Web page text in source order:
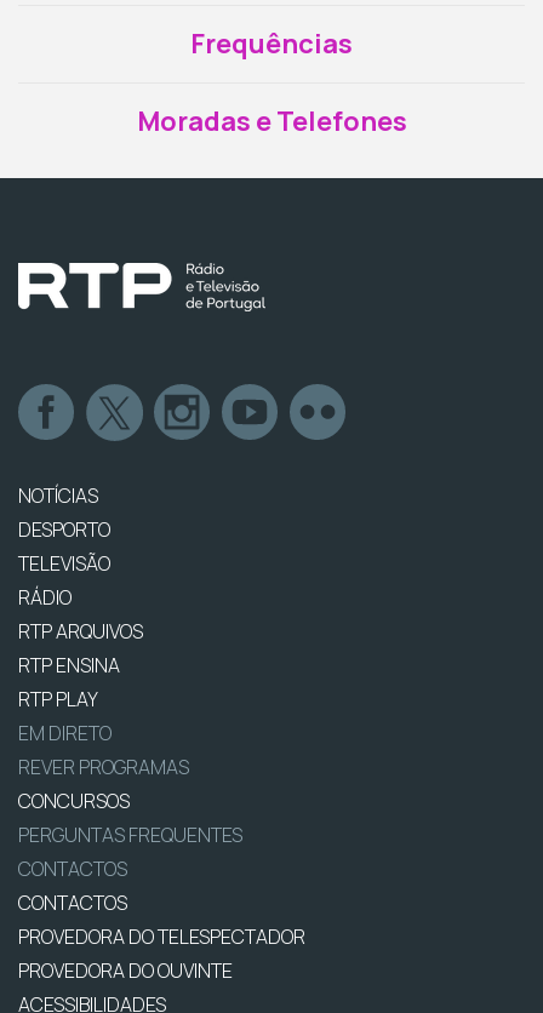
Frequências
Moradas e Telefones
NOTÍCIAS
DESPORTO
TELEVISÃO
RÁDIO
RTP ARQUIVOS
RTP ENSINA
RTP PLAY
EM DIRETO
REVER PROGRAMAS
CONCURSOS
PERGUNTAS FREQUENTES
CONTACTOS
CONTACTOS
PROVEDORA DO TELESPECTADOR
PROVEDORA DO OUVINTE
ACESSIBILIDADES